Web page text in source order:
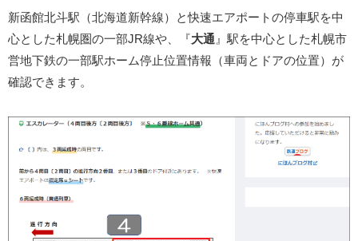
新函館北斗駅（北海道新幹線）と快速エアポートの停車駅を中
心とした札幌圏の一部JR線や、『大通 』駅を中心とした札幌市
営地下鉄の一部駅ホーム停止位置情報（車両とドアの位置）が
確認できます。